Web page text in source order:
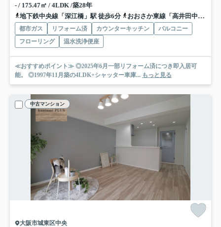
- / 175.47㎡ / 4LDK /築28年
地下鉄中央線「深江橋」駅 徒歩6分
おおさか東線「高井田中央」駅 徒歩13分
都市ガス リフォーム済 カウンターキッチン
バルコニー
フローリング
温水洗浄便座
≪おすすめポイント≫ ◎2025年6月一部リフォーム済につき即入居可
能。 ◎1997年11月築の4LDK+シャッター車庫... もっと見る
中古マンション
大阪市城東区中央